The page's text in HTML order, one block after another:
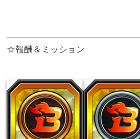
☆報酬＆ミッション